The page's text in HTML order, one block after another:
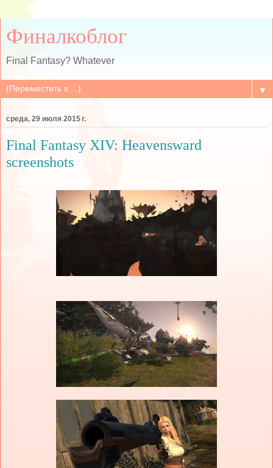
Финалкоблог
Final Fantasy? Whatever
▼
среда, 29 июля 2015 г.
Final Fantasy XIV: Heavensward
screenshots